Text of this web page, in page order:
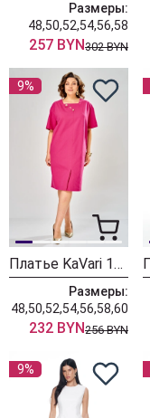
Размеры:
48,50,52,54,56,58
257 BYN302 BYN
9%
Платье KaVari 1148
Размеры:
48,50,52,54,56,58,60
232 BYN256 BYN
9%